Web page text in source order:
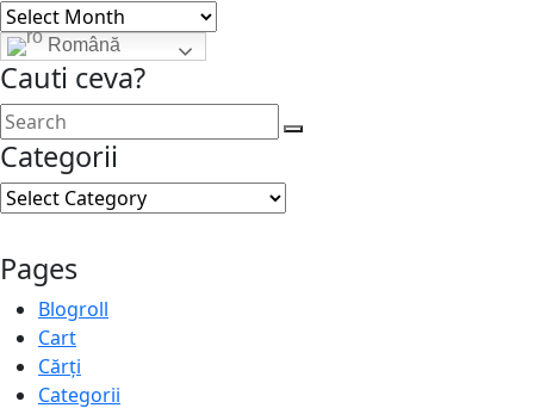
Archives
Română
Cauti ceva?
Categorii
Categorii
Pages
Blogroll
Cart
Cărți
Categorii